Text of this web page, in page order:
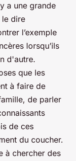
a une grande
dire
l’exemple
lorsqu’ils
d'autre.
que les
à faire de
de parler
de ces
du coucher.
à chercher des